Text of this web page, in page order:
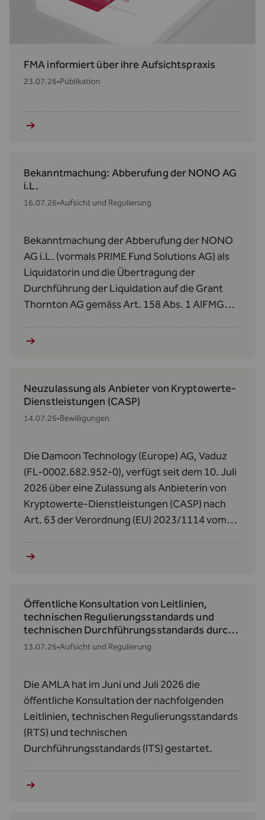
FMA informiert über ihre Aufsichtspraxis
23.07.26•Publikation
Bekanntmachung: Abberufung der NONO AG
i.L.
16.07.26•Aufsicht und Regulierung
Bekanntmachung der Abberufung der NONO
AG i.L. (vormals PRIME Fund Solutions AG) als
Liquidatorin und die Übertragung der
Durchführung der Liquidation auf die Grant
Thornton AG gemäss Art. 158 Abs. 1 AIFMG
Real Estate Efficiency Fund II.
Neuzulassung als Anbieter von Kryptowerte-
Dienstleistungen (CASP)
14.07.26•Bewilligungen
Die Damoon Technology (Europe) AG, Vaduz
(FL-0002.682.952-0), verfügt seit dem 10. Juli
2026 über eine Zulassung als Anbieterin von
Kryptowerte‑Dienstleistungen (CASP) nach
Art. 63 der Verordnung (EU) 2023/1114 vom
(MiCAR).
Öffentliche Konsultation von Leitlinien,
technischen Regulierungsstandards und
technischen Durchführungsstandards durch
die AMLA
13.07.26•Aufsicht und Regulierung
Die AMLA hat im Juni und Juli 2026 die
öffentliche Konsultation der nachfolgenden
Leitlinien, technischen Regulierungsstandards
(RTS) und technischen
Durchführungsstandards (ITS) gestartet.